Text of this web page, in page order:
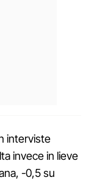
interviste
invece in lieve
-0,5 su